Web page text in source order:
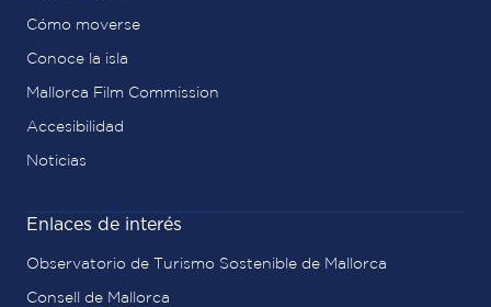
Cómo moverse
Conoce la isla
Mallorca Film Commission
Accesibilidad
Noticias
Enlaces de interés
Observatorio de Turismo Sostenible de Mallorca
Consell de Mallorca